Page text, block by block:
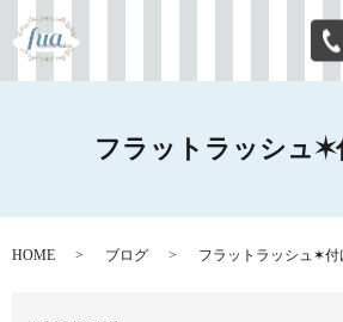
フラットラッシュ✶
HOME ブログ フラットラッシュ✶付